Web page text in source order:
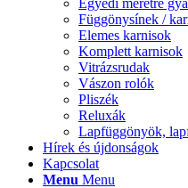
Egyedi méretre
Függönysínek /
Elemes karnisok
Komplett karnisok
Vitrázsrudak
Vászon rolók
Pliszék
Reluxák
Lapfüggönyök,
Hírek és újdonságok
Kapcsolat
Menu Menu